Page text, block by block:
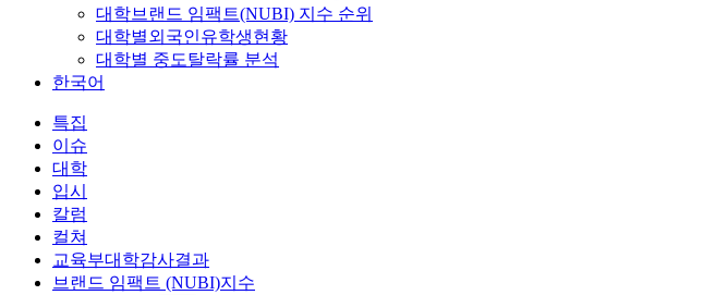
대학브랜드 임팩트(NUBI) 지수 순위
대학별외국인유학생현황
대학별 중도탈락률 분석
한국어
특집
이슈
대학
입시
칼럼
컬쳐
교육부대학감사결과
브랜드 임팩트 (NUBI)지수